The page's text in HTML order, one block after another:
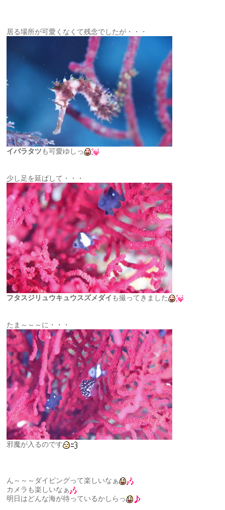
居る場所が可愛くなくて残念でしたが・・・
イバラタツも可愛ゆしっ
少し足を延ばして・・・
フタスジリュウキュウスズメダイ も撮ってきました
たま～～～に・・・
邪魔が入るのです
ん～～～ダイビングって楽しいなぁ
カメラも楽しいなぁ
明日はどんな海が待っているかしらっ